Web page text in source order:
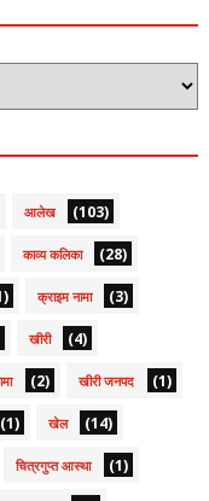
आलेख (103)
काव्य कलिका (28)
क्राइम नामा (3)
खीरी (4)
(2) खीरी जनपद (1)
(1) खेल (14)
चित्रगुप्त आस्था (1)